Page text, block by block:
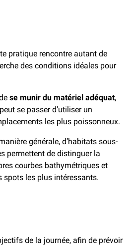
pratique rencontre autant de
des conditions idéales pour
se munir du matériel adéquat,
se passer d’utiliser un
les plus poissonneux.
générale, d’habitats sous-
permettent de distinguer la
courbes bathymétriques et
spots les plus intéressants.
de la journée, afin de prévoir